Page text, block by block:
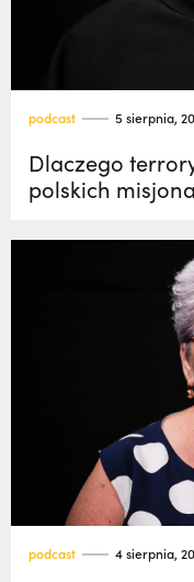
podcast 5 sierpnia,
Dlaczego
polskich
podcast 4 sierpnia,